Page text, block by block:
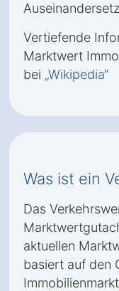
Vertiefende
Marktwert
bei „Wikipedia“
Was ist ein
Das
aktuellen
basiert auf den